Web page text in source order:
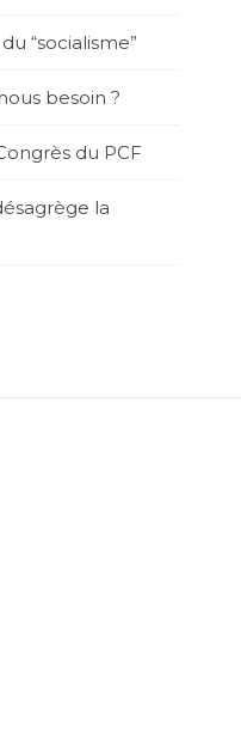
“socialisme”
besoin ?
du PCF
la